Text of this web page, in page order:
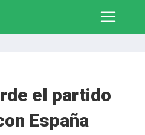
el partido
España